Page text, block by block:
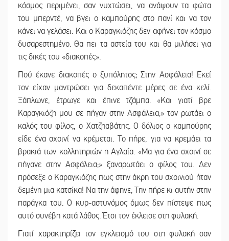
κόσμος περιμένει, σαν νυχτώσει, να ανάψουν τα φώτα
του μπερντέ, να βγει ο καμπούρης στο πανί και να τον
κάνει να γελάσει. Και ο Καραγκιόζης δεν αφήνει τον κόσμο
δυσαρεστημένο. Θα πει τα αστεία του και θα μιλήσει για
τις δικές του «διακοπές».
Πού έκανε διακοπές ο ξυπόλητος; Στην Ασφάλεια! Εκεί
τον είχαν μαντρώσει για δεκαπέντε μέρες σε ένα κελί.
Ξάπλωνε, έτρωγε και έπινε τζάμπα. «Και γιατί βρε
Καραγκιόζη μου σε πήγαν στην Ασφάλεια;» τον ρωτάει ο
καλός του φίλος, ο Χατζηαβάτης. Ο δόλιος ο καμπούρης
είδε ένα σχοινί να κρέμεται. Το πήρε, για να κρεμάει τα
βρακιά των κολλητηριών η Αγλαΐα. «Μα για ένα σχοινί σε
πήγανε στην Ασφάλεια;» ξαναρωτάει ο φίλος του. Δεν
πρόσεξε ο Καραγκιόζης πως στην άκρη του σχοινιού ήταν
δεμένη μια κατσίκα! Να την άφηνε; Την πήρε κι αυτήν στην
παράγκα του. Ο κυρ-αστυνόμος όμως δεν πίστεψε πως
αυτό συνέβη κατά λάθος. Έτσι τον έκλεισε στη φυλακή.
Γιατί χαρακτηρίζει τον εγκλεισμό του στη φυλακή σαν